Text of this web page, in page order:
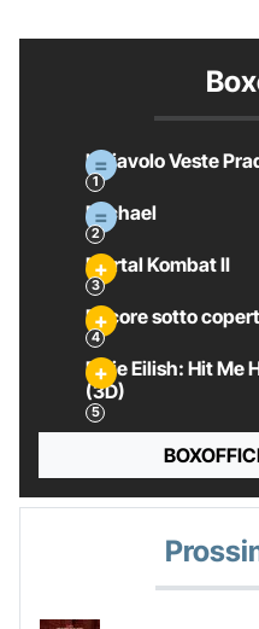
Il Diavolo Veste
Michael
Mortal Kombat II
Pecore sotto
Billie Eilish: Hit Me
(3D)